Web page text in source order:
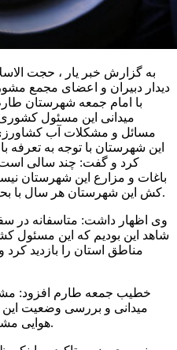
به گزارش خبر یار ، حجت
دیدار دبیران و اعضای مجمع
با امام جمعه شهرستان
میدانی این مسئول
مسائل و مشکلات آب
این شهرستان با توجه به
کرد و گفت: چند سالی
باغات و مزارع این شهرستان
کش این شهرستان هر سال با بحران آب دست و پنجه نرم می کنند.
وی اظهار داشت: متاسفانه در
شاهد این بودیم که این
مناطق استان را بازدید
خطیب جمعه طارم افزود:
میدانی و بررسی وضعیت این
هوایی مشکلات آب و برق آن حل نخواهد شد.